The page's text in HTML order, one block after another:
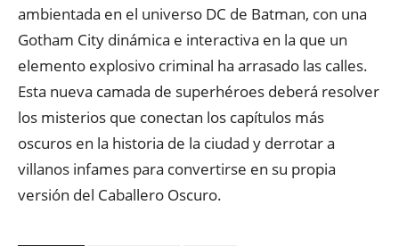
ambientada en el universo DC de Batman, con una
Gotham City dinámica e interactiva en la que un
elemento explosivo criminal ha arrasado las calles.
Esta nueva camada de superhéroes deberá resolver
los misterios que conectan los capítulos más
oscuros en la historia de la ciudad y derrotar a
villanos infames para convertirse en su propia
versión del Caballero Oscuro.